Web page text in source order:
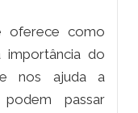
oferece como
do
nos ajuda a
passar